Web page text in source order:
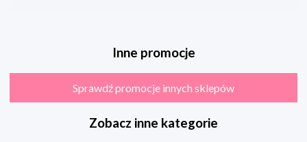
Inne promocje
Sprawdź promocje innych sklepów
Zobacz inne kategorie